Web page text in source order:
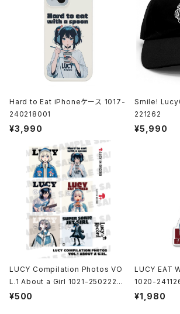
Hard to Eat iPhoneケース 1017-
240218001
¥3,990
Smile!
221262
¥5,990
LUCY Compilation Photos VO
L.1 About a Girl 1021-25022200
1
¥500
LUCY EAT
1020-
¥1,980